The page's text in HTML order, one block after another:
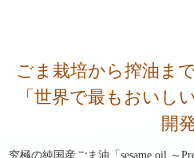
ごま栽培から搾油ま
「世界で最もおいし
開
究極の純国産ごま油「sesame oil ～